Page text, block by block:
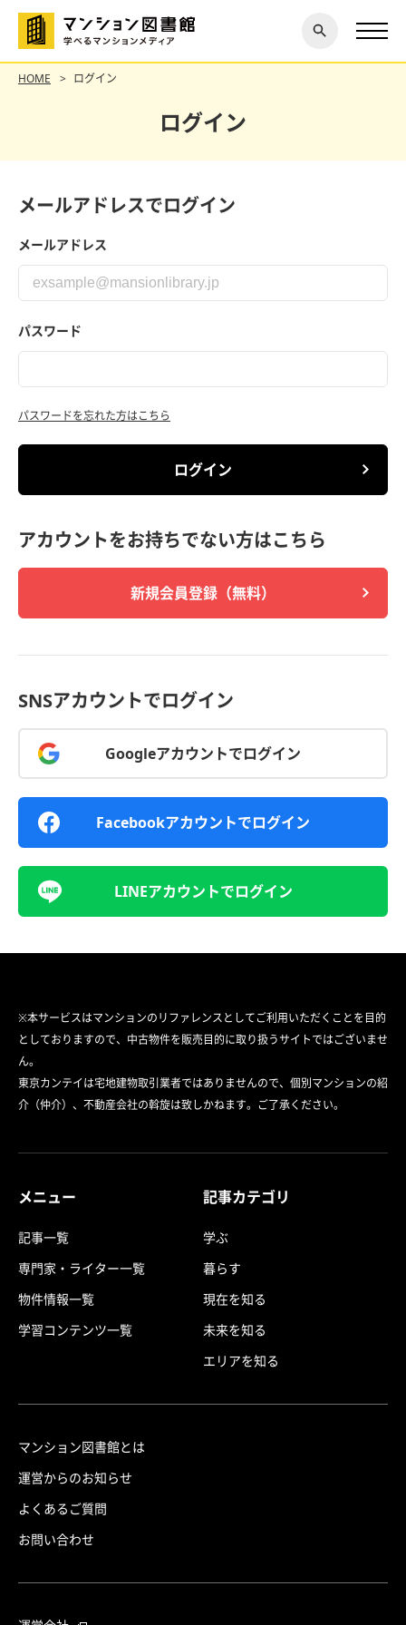
探す
閉じ
る
HOME ログイン
ログイン
メールアドレスでログイン
メールアドレス
パスワード
パスワードを忘れた方はこちら
ログイン
アカウントをお持ちでない方はこちら
新規会員登録（無料）
SNSアカウントでログイン
Googleアカウントでログイン
Facebookアカウントでログイン
LINEアカウントでログイン
※本サービスはマンションのリファレンスとしてご利用いただくことを目的
としておりますので、中古物件を販売目的に取り扱うサイトではございませ
ん。
東京カンテイは宅地建物取引業者ではありませんので、個別マンションの紹
介（仲介）、不動産会社の斡旋は致しかねます。ご了承ください。
メニュー
記事一覧
専門家・ライター一覧
物件情報一覧
学習コンテンツ一覧
記事カテゴリ
学ぶ
暮らす
現在を知る
未来を知る
エリアを知る
マンション図書館とは
運営からのお知らせ
よくあるご質問
お問い合わせ